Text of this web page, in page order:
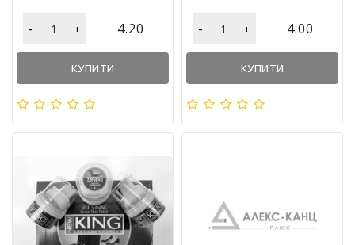
у
а
т
р
- + 4.20
КУПИТИ
- + 4.00
КУПИТИ